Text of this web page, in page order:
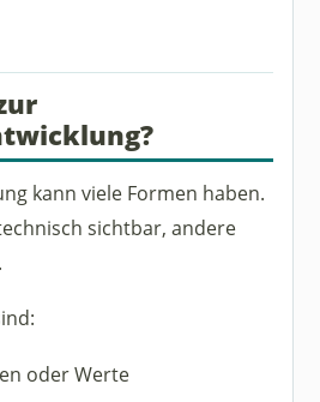
kann viele Formen haben.
sichtbar, andere
oder Werte